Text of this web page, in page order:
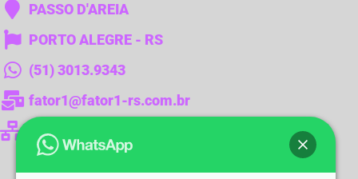
PASSO D'AREIA
PORTO ALEGRE - RS
(51) 3013.9343
fator1@fator1-rs.com.br
www.fator1-rs.com.br